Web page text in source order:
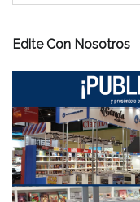
Edite Con Nosotros